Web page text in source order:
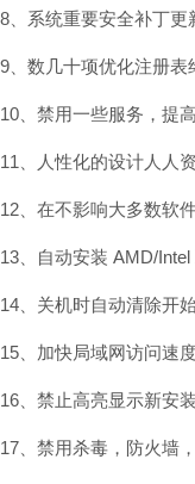
8、系统重要安全补丁更
9、数几十项优化注册表
10、禁用一些服务，提
11、人性化的设计人人
12、在不影响大多数软
13、自动安装 AMD/
14、关机时自动清除开
15、加快局域网访问速度
16、禁止高亮显示新安
17、禁用杀毒，防火墙